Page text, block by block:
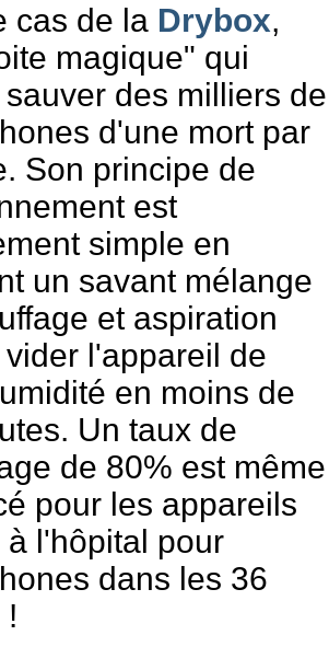
cas de la Drybox,
magique" qui
des milliers de
d'une mort par
Son principe de
est
simple en
un savant mélange
et aspiration
l'appareil de
en moins de
Un taux de
de 80% est même
pour les appareils
à l'hôpital pour
dans les 36
!